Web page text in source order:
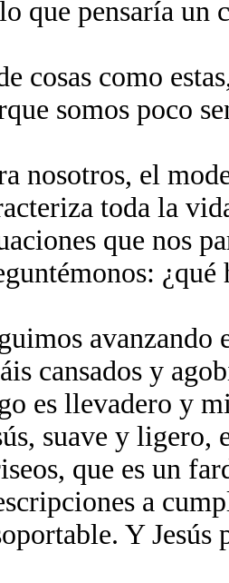
que pensaría
cosas como
somos poco
nosotros, el
toda la
que nos
¿qué
cansados y
es llevadero y
suave y ligero,
que es un
a
Y Jesús